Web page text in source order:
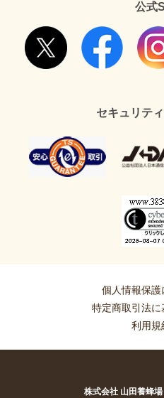
公式
セキュリテ
個人情報保護
特定商取引法に
利用規
株式会社 山田養蜂場